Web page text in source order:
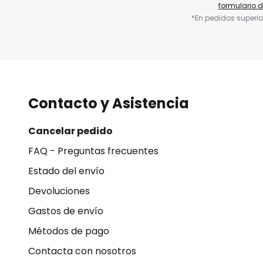
formulario
*En pedidos
Contacto y Asistencia
Cancelar pedido
FAQ - Preguntas frecuentes
Estado del envío
Devoluciones
Gastos de envío
Métodos de pago
Contacta con nosotros